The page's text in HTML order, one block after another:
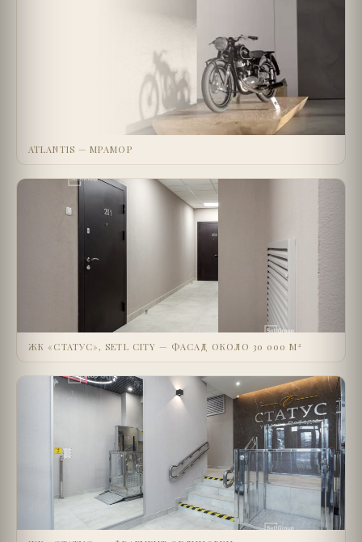
ATLANTIS — МРАМОР
ЖК «СТАТУС», SETL CITY — ФАСАД ОКОЛО 30 000 М²